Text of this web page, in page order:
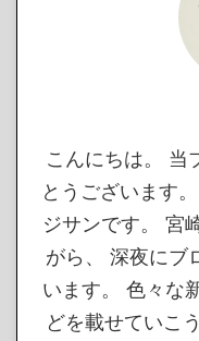
こんにちは。 当
とうございます
ジサンです。 宮
がら、 深夜にブ
います。 色々な
どを載せていこ